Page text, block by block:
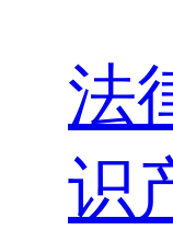
法
识